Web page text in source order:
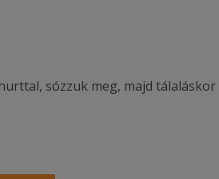
sózzuk meg, majd tálaláskor